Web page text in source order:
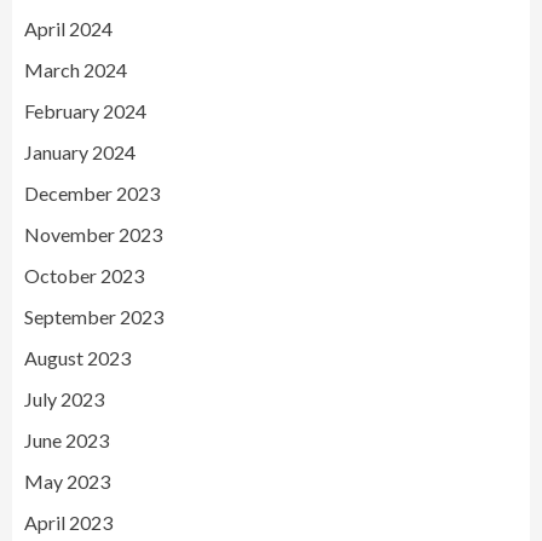
April 2024
March 2024
February 2024
January 2024
December 2023
November 2023
October 2023
September 2023
August 2023
July 2023
June 2023
May 2023
April 2023